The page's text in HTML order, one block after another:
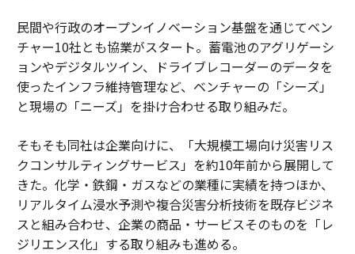
民間や行政のオープンイノベーション基盤を通じてベン
チャー10社とも協業がスタート。蓄電池のアグリゲーシ
ョンやデジタルツイン、ドライブレコーダーのデータを
使ったインフラ維持管理など、ベンチャーの「シーズ」
と現場の「ニーズ」を掛け合わせる取り組みだ。
そもそも同社は企業向けに、「大規模工場向け災害リス
クコンサルティングサービス」を約10年前から展開して
きた。化学・鉄鋼・ガスなどの業種に実績を持つほか、
リアルタイム浸水予測や複合災害分析技術を既存ビジネ
スと組み合わせ、企業の商品・サービスそのものを「レ
ジリエンス化」する取り組みも進める。